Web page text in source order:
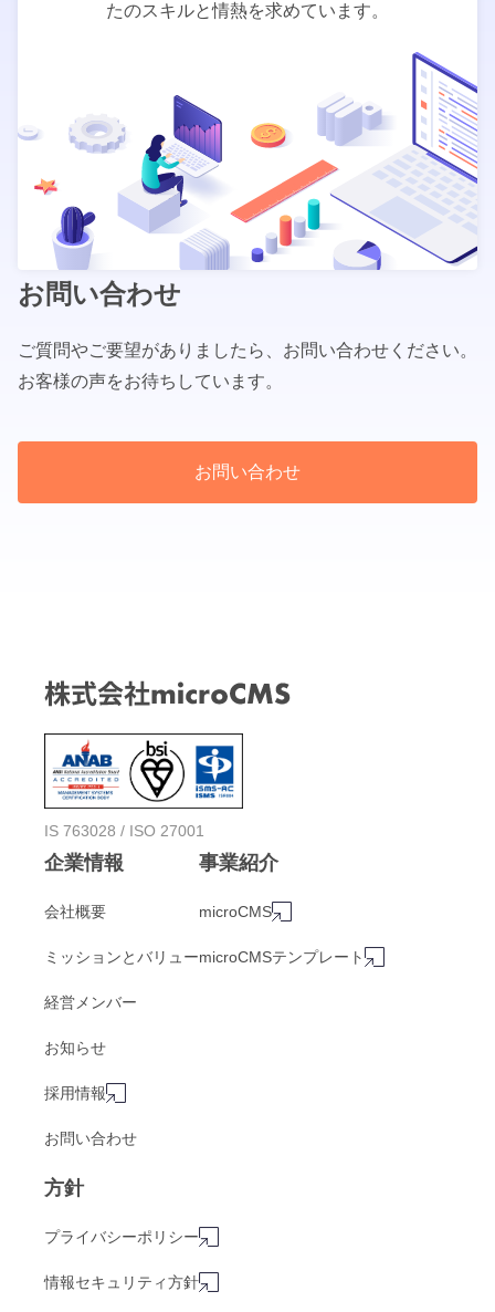
お問い合わせ
ご質問やご要望がありましたら、お問い合わせください。
お客様の声をお待ちしています。
お問い合わせ
たのスキルと情熱を求めています。
IS 763028 / ISO 27001
企業情報
会社概要
ミッションとバリュー
経営メンバー
お知らせ
採用情報
お問い合わせ
事業紹介
microCMS
microCMSテンプレート
方針
プライバシーポリシー
情報セキュリティ方針